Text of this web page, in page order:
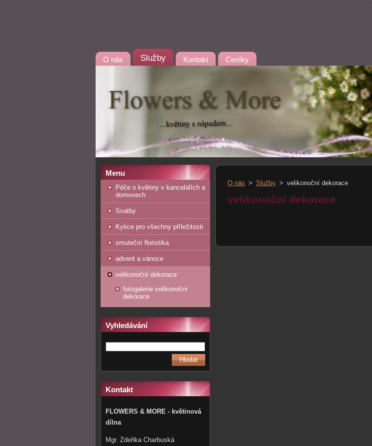
O nás Služby Kontakt Ceníky
Menu
Péče o květiny v kancelářích a
domovech
Svatby
Kytice pro všechny příležitosti
smuteční floristika
advent a vánoce
velikonoční dekorace
fotogalerie velikonoční
dekorace
Vyhledávání
Kontakt
FLOWERS & MORE - květinová
dílna
Mgr. Zdeňka Charbuská
O nás > Služby > velikonoční dekorace
velikonoční dekorace